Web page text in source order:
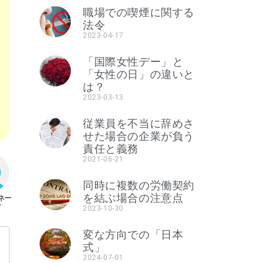
職場での喫煙に関する
法令
2023-04-17
「国際女性デー」と
「女性の日」の違いと
は？
2023-03-13
従業員を不当に辞めさ
せた場合の企業が負う
責任と義務
2021-06-21
同時に複数の労働契約
を結ぶ場合の注意点
2023-10-30
変な方向での「日本
式」
2024-07-01